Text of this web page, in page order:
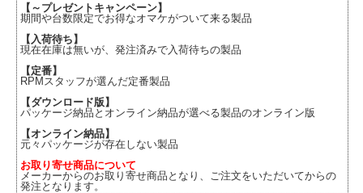
【～プレゼントキャンペーン】
期間や台数限定でお得なオマケがついて来る製品
【入荷待ち】
現在在庫は無いが、発注済みで入荷待ちの製品
【定番】
RPMスタッフが選んだ定番製品
【ダウンロード版】
パッケージ納品とオンライン納品が選べる製品のオンライン版
【オンライン納品】
元々パッケージが存在しない製品
お取り寄せ商品について
メーカーからのお取り寄せ商品となり、ご注文をいただいてからの
発注となります。